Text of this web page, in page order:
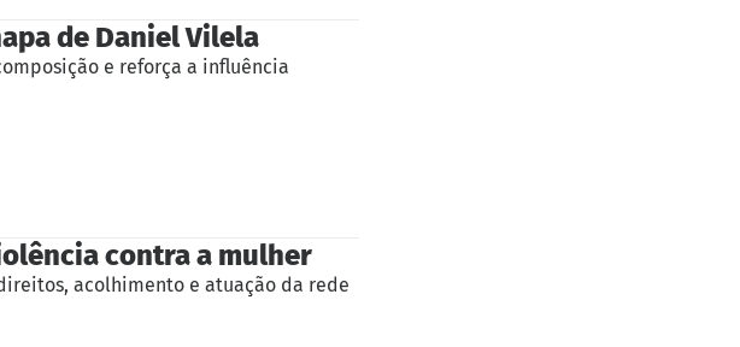
de Daniel Vilela
e reforça a influência
contra a mulher
acolhimento e atuação da rede